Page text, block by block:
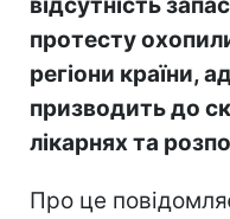
протесту
регіони країни,
призводить до
лікарнях та
Про це